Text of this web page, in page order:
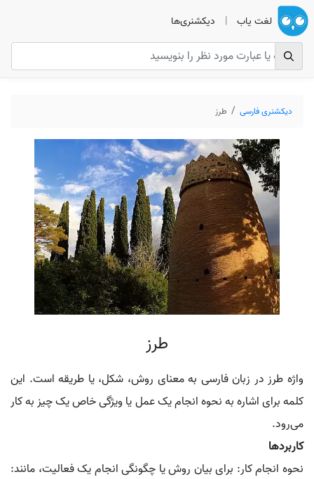
لغت یاب | دیکشنری‌ها
دیکشنری فارسی طرز
طرز
واژه طرز در زبان فارسی به معنای روش، شکل، یا طریقه است. این
کلمه برای اشاره به نحوه انجام یک عمل یا ویژگی خاص یک چیز به کار
می‌رود.
کاربردها
نحوه انجام کار: برای بیان روش یا چگونگی انجام یک فعالیت، مانند: